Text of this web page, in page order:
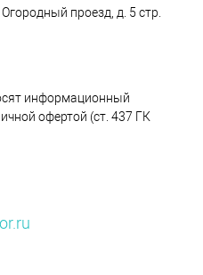
проезд, д. 5 стр.
информационный
офертой (ст. 437 ГК